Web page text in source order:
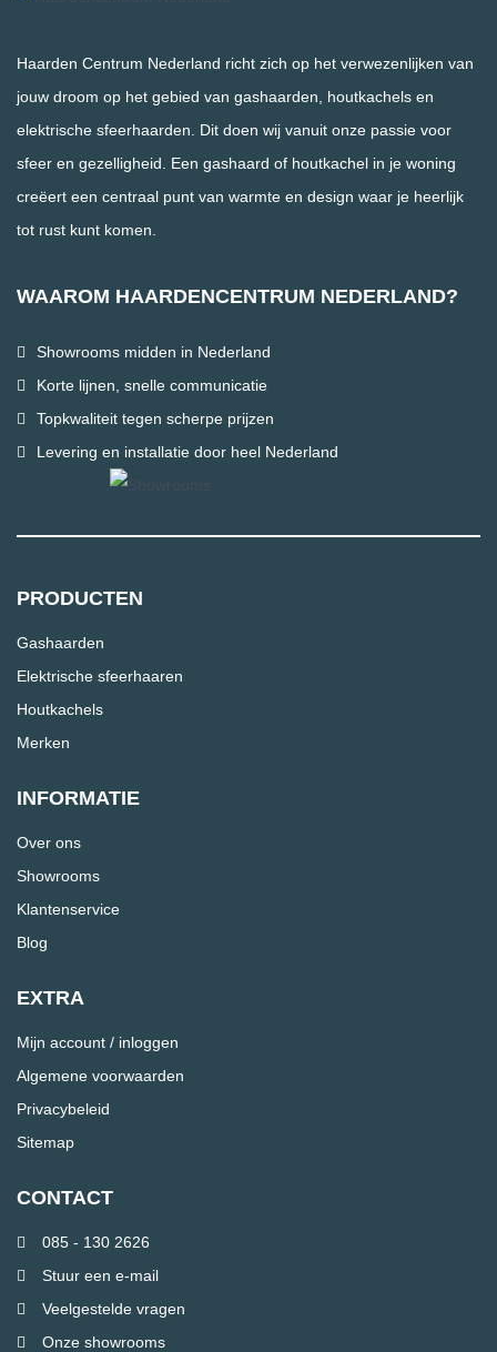
Haarden Centrum Nederland richt zich op het verwezenlijken van
jouw droom op het gebied van gashaarden, houtkachels en
elektrische sfeerhaarden. Dit doen wij vanuit onze passie voor
sfeer en gezelligheid. Een gashaard of houtkachel in je woning
creëert een centraal punt van warmte en design waar je heerlijk
tot rust kunt komen.
WAAROM HAARDENCENTRUM NEDERLAND?
Showrooms midden in Nederland
Korte lijnen, snelle communicatie
Topkwaliteit tegen scherpe prijzen
Levering en installatie door heel Nederland
PRODUCTEN
Gashaarden
Elektrische sfeerhaaren
Houtkachels
Merken
INFORMATIE
Over ons
Showrooms
Klantenservice
Blog
EXTRA
Mijn account / inloggen
Algemene voorwaarden
Privacybeleid
Sitemap
CONTACT
085 - 130 2626
Stuur een e-mail
Veelgestelde vragen
Onze showrooms